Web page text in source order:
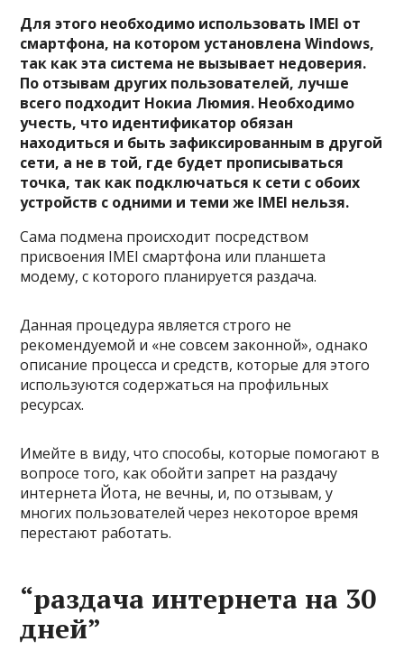
Для этого необходимо использовать IMEI от
смартфона, на котором установлена Windows,
так как эта система не вызывает недоверия.
По отзывам других пользователей, лучше
всего подходит Нокиа Люмия. Необходимо
учесть, что идентификатор обязан
находиться и быть зафиксированным в другой
сети, а не в той, где будет прописываться
точка, так как подключаться к сети с обоих
устройств с одними и теми же IMEI нельзя.
Сама подмена происходит посредством
присвоения IMEI смартфона или планшета
модему, с которого планируется раздача.
Данная процедура является строго не
рекомендуемой и «не совсем законной», однако
описание процесса и средств, которые для этого
используются содержаться на профильных
ресурсах.
Имейте в виду, что способы, которые помогают в
вопросе того, как обойти запрет на раздачу
интернета Йота, не вечны, и, по отзывам, у
многих пользователей через некоторое время
перестают работать.
“раздача интернета на 30
дней”